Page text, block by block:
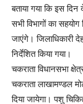
बताया गया कि इस
सभी विभागों का
जाएंगे। जिलाधिकारी
निर्देशित किया गया।
चकराता विधानसभा
चकराता लाखामण्डल
दिया जायेगा। पशु